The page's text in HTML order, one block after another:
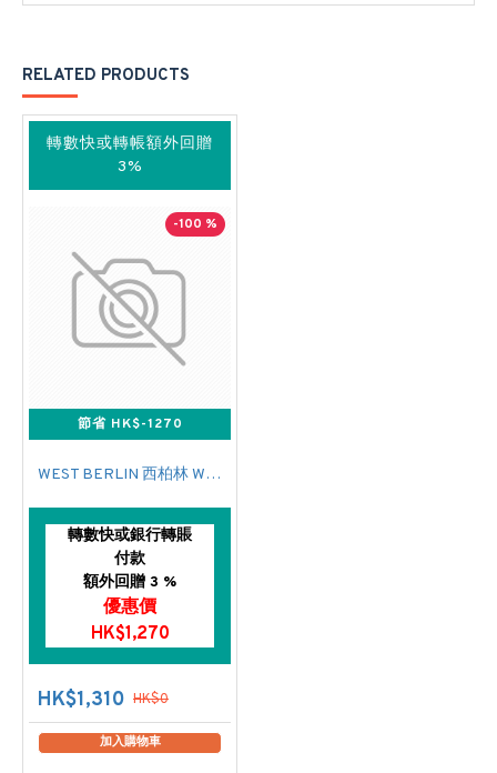
RELATED PRODUCTS
轉數快或轉帳額外回贈
3%
-100 %
節省 HK$-1270
WEST BERLIN 西柏林 WHP4300 中央儲水式(高壓電熱水爐)
轉數快或銀行轉賬
付款
額外回贈 3 %
優惠價
HK$1,270
HK$1,310 HK$0
加入購物車